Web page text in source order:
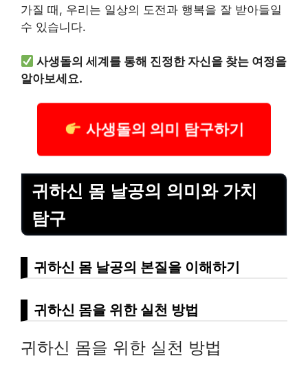
가질 때, 우리는 일상의 도전과 행복을 잘 받아들일
수 있습니다.
사생돌의 세계를 통해 진정한 자신을 찾는 여정을
알아보세요.
사생돌의 의미 탐구하기
귀하신 몸 날공의 의미와 가치
탐구
귀하신 몸 날공의 본질을 이해하기
귀하신 몸을 위한 실천 방법
귀하신 몸을 위한 실천 방법